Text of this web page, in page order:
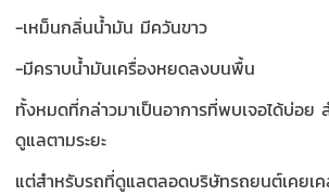
-เหม็นกลิ่นน้ำมัน มีควันขาว
-มีคราบน้ำมันเครื่องหยดลงบนพื้น
ทั้งหมดที่กล่าวมาเป็นอาการที่พบเจอได้บ่อย
ดูแลตามระยะ
แต่สำหรับรถที่ดูแลตลอดบริษัทรถยนต์เคยเค